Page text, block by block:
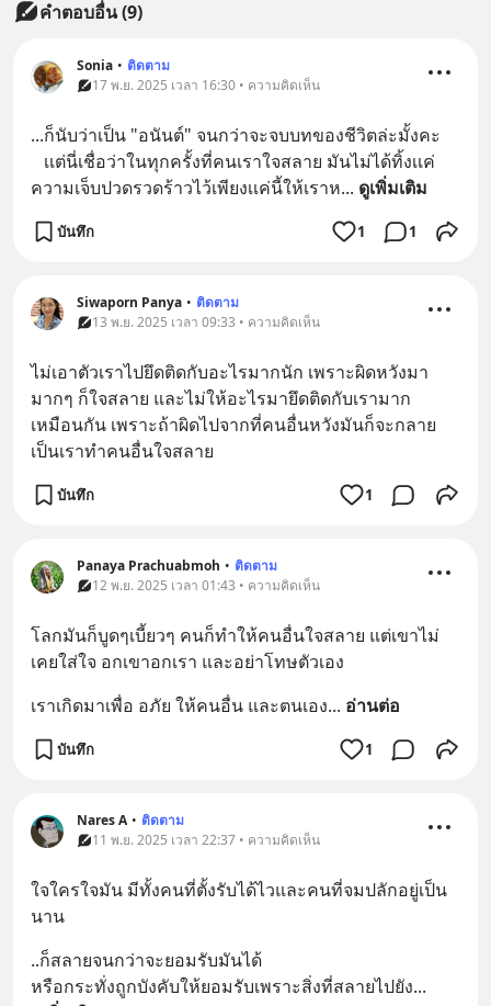
คำตอบอื่น(9)
Sonia • ติดตาม
17 พ.ย. 2025 เวลา 16:30 • ความคิดเห็น
...ก็นับว่าเป็น "อนันต์" จนกว่าจะจบบทของชีวิตล่ะมั้งคะ
ความเจ็บปวดรวดร้าวไว้เพียงเเค่นี้ให้เราห... ดูเพิ่มเติม
บันทึก 1 1
Siwaporn Panya • ติดตาม
13 พ.ย. 2025 เวลา 09:33 • ความคิดเห็น
ไม่เอาตัวเราไปยึดติดกับอะไรมากนัก เพราะผิดหวังมา
มากๆ ก็ใจสลาย และไม่ให้อะไรมายึดติดกับเรามาก
เหมือนกัน เพราะถ้าผิดไปจากที่คนอื่นหวังมันก็จะกลาย
เป็นเราทำคนอื่นใจสลาย
บันทึก 1
Panaya Prachuabmoh • ติดตาม
12 พ.ย. 2025 เวลา 01:43 • ความคิดเห็น
โลกมันก็บูดๆเบี้ยวๆ คนก็ทำให้คนอื่นใจสลาย แต่เขาไม่
เคยใส่ใจ อกเขาอกเรา และอย่าโทษตัวเอง
เราเกิดมาเพื่อ อภัย ให้คนอื่น และตนเอง... อ่านต่อ
บันทึก 1
Nares A • ติดตาม
11 พ.ย. 2025 เวลา 22:37 • ความคิดเห็น
ใจใครใจมัน มีทั้งคนที่ตั้งรับได้ไวและคนที่จมปลักอยู่เป็น
นาน
..ก็สลายจนกว่าจะยอมรับมันได้
หรือกระทั่งถูกบังคับให้ยอมรับเพราะสิ่งที่สลายไปยัง...